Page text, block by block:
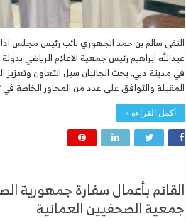
التقى سالم بن حمد الجهوري نائب رئيس مجلس
عبدالله ابراهيم رئيس جمعية الاعلام الرياضي
في مدينة دبي. بحث الجانبان سبل التعاون وتعزيز
المقبلة والتوافق على عدد من المحاور الخاصة في
أكمل القراءة »
القائم بأعمال سفارة جمهورية
جمعية الصحفيين العمانية